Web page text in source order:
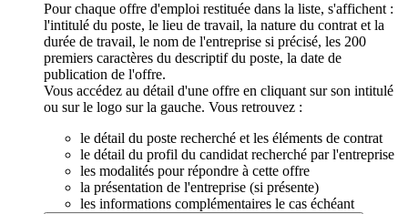
Pour chaque offre d'emploi restituée dans la liste, s'affichent :
l'intitulé du poste, le lieu de travail, la nature du contrat et la
durée de travail, le nom de l'entreprise si précisé, les 200
premiers caractères du descriptif du poste, la date de
publication de l'offre.
Vous accédez au détail d'une offre en cliquant sur son intitulé
ou sur le logo sur la gauche. Vous retrouvez :
le détail du poste recherché et les éléments de contrat
le détail du profil du candidat recherché par l'entreprise
les modalités pour répondre à cette offre
la présentation de l'entreprise (si présente)
les informations complémentaires le cas échéant